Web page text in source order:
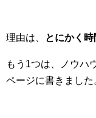
理由は、 とにかく
もう1つは、ノウハ
ページに書きました